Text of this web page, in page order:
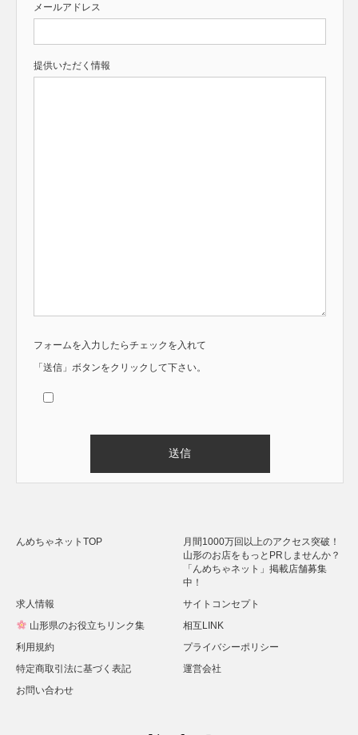
メールアドレス
提供いただく情報
フォームを入力したらチェックを入れて
「送信」ボタンをクリックして下さい。
んめちゃネットTOP
月間1000万回以上のアクセス突破！
山形のお店をもっとPRしませんか？
「んめちゃネット」掲載店舗募集
中！
求人情報
サイトコンセプト
山形県のお役立ちリンク集
相互LINK
利用規約
プライバシーポリシー
特定商取引法に基づく表記
運営会社
お問い合わせ
Instagram